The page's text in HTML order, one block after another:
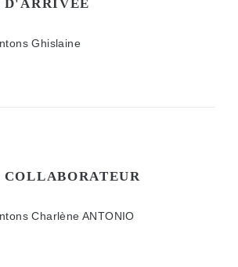
Ghislaine
Charlène ANTONIO